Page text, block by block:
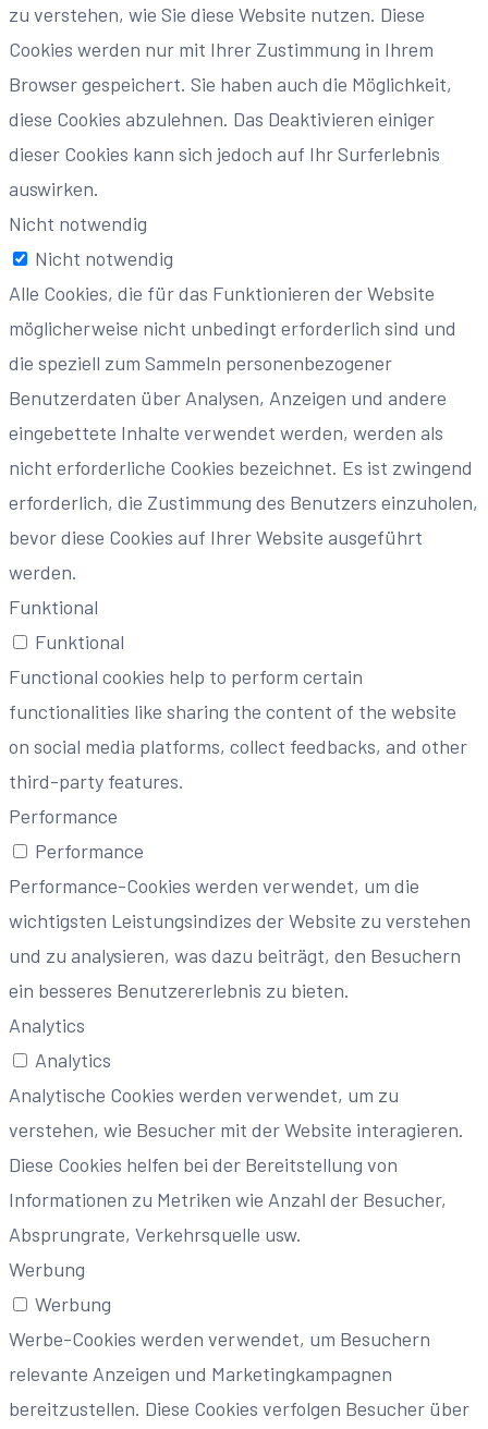
zu verstehen, wie Sie diese Website nutzen. Diese
Cookies werden nur mit Ihrer Zustimmung in Ihrem
Browser gespeichert. Sie haben auch die Möglichkeit,
diese Cookies abzulehnen. Das Deaktivieren einiger
dieser Cookies kann sich jedoch auf Ihr Surferlebnis
auswirken.
Nicht notwendig
Nicht notwendig
Alle Cookies, die für das Funktionieren der Website
möglicherweise nicht unbedingt erforderlich sind und
die speziell zum Sammeln personenbezogener
Benutzerdaten über Analysen, Anzeigen und andere
eingebettete Inhalte verwendet werden, werden als
nicht erforderliche Cookies bezeichnet. Es ist zwingend
erforderlich, die Zustimmung des Benutzers einzuholen,
bevor diese Cookies auf Ihrer Website ausgeführt
werden.
Funktional
Funktional
Functional cookies help to perform certain
functionalities like sharing the content of the website
on social media platforms, collect feedbacks, and other
third-party features.
Performance
Performance
Performance-Cookies werden verwendet, um die
wichtigsten Leistungsindizes der Website zu verstehen
und zu analysieren, was dazu beiträgt, den Besuchern
ein besseres Benutzererlebnis zu bieten.
Analytics
Analytics
Analytische Cookies werden verwendet, um zu
verstehen, wie Besucher mit der Website interagieren.
Diese Cookies helfen bei der Bereitstellung von
Informationen zu Metriken wie Anzahl der Besucher,
Absprungrate, Verkehrsquelle usw.
Werbung
Werbung
Werbe-Cookies werden verwendet, um Besuchern
relevante Anzeigen und Marketingkampagnen
bereitzustellen. Diese Cookies verfolgen Besucher über